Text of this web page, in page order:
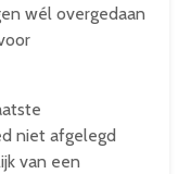
wél overgedaan
niet afgelegd
van een